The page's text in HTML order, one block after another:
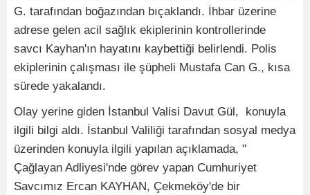
G. tarafından boğazından bıçaklandı. İhbar üzerine
adrese gelen acil sağlık ekiplerinin kontrollerinde
savcı Kayhan'ın hayatını kaybettiği belirlendi. Polis
ekiplerinin çalışması ile şüpheli Mustafa Can G., kısa
sürede yakalandı.
Olay yerine giden İstanbul Valisi Davut Gül, konuyla
ilgili bilgi aldı. İstanbul Valiliği tarafından sosyal medya
üzerinden konuyla ilgili yapılan açıklamada, "
Çağlayan Adliyesi'nde görev yapan Cumhuriyet
Savcımız Ercan KAYHAN, Çekmeköy'de bir